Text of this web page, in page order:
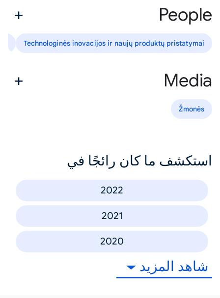
People
Technologinės inovacijos ir naujų produktų pristatymai
Media
Žmonės
استكشف ما كان رائجًا في
2022
2021
2020
شاهد المزيد